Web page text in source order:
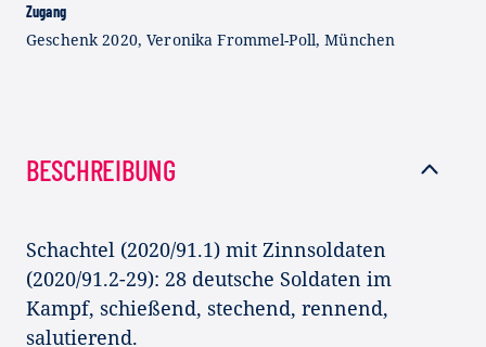
Zugang
Geschenk 2020, Veronika Frommel-Poll, München
BESCHREIBUNG
Schachtel (2020/91.1) mit Zinnsoldaten
(2020/91.2-29): 28 deutsche Soldaten im
Kampf, schießend, stechend, rennend,
salutierend.